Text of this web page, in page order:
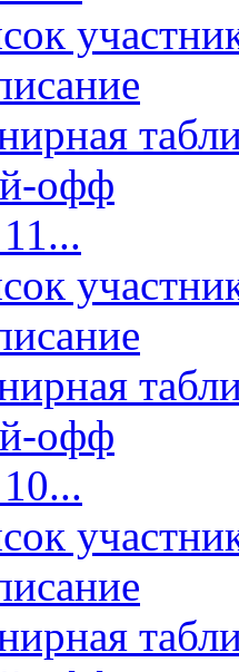
офф
офф